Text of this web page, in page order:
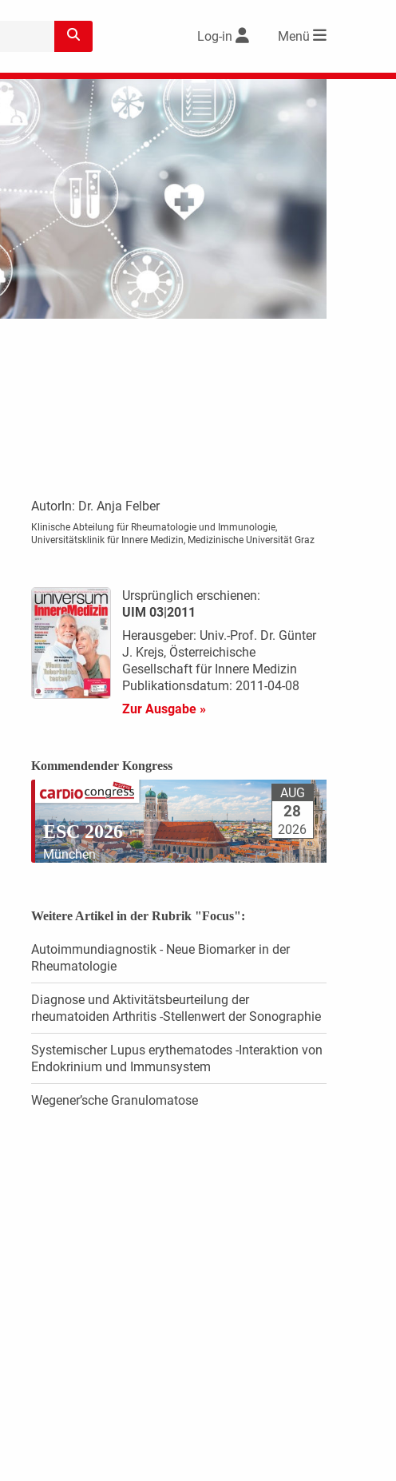
Log-in Menü
AutorIn: Dr. Anja Felber
Klinische Abteilung für Rheumatologie und Immunologie,
Universitätsklinik für Innere Medizin, Medizinische Universität Graz
Ursprünglich erschienen:
UIM 03|2011
Herausgeber: Univ.-Prof. Dr. Günter
J. Krejs, Österreichische
Gesellschaft für Innere Medizin
Publikationsdatum: 2011-04-08
Zur Ausgabe »
Kommendender Kongress
ESC 2026
München
AUG
28
2026
Weitere Artikel in der Rubrik "Focus":
Autoimmundiagnostik - Neue Biomarker in der
Rheumatologie
Diagnose und Aktivitätsbeurteilung der
rheumatoiden Arthritis -Stellenwert der Sonographie
Systemischer Lupus erythematodes -Interaktion von
Endokrinium und Immunsystem
Wegener’sche Granulomatose